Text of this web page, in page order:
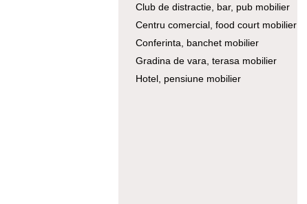
Club de distractie, bar, pub mobilier
Centru comercial, food court mobilier
Conferinta, banchet mobilier
Gradina de vara, terasa mobilier
Hotel, pensiune mobilier